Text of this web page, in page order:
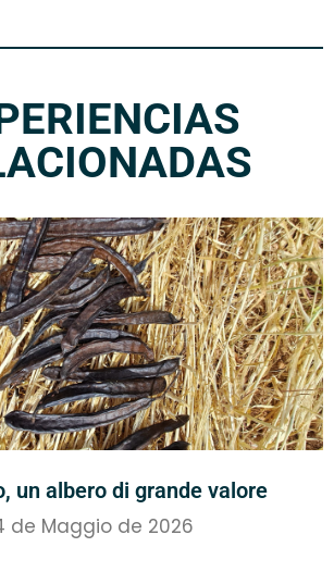
un albero di grande valore
de Maggio de 2026